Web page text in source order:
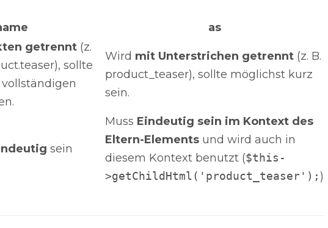
as
getrennt (z.
sollte
Wird mit Unterstrichen getrennt (z. B.
product_teaser), sollte möglichst kurz
sein.
sein
Muss Eindeutig sein im Kontext des
Eltern-Elements und wird auch in
diesem Kontext benutzt ($this-
>getChildHtml('product_teaser'); )